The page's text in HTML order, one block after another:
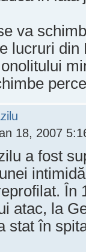
va
lucruri
18, 2007
a fost
În
atac, la
stat în